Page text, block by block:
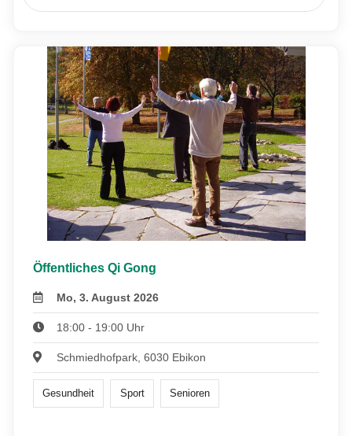
Öffentliches Qi Gong
Mo, 3. August 2026
18:00 - 19:00 Uhr
Schmiedhofpark, 6030 Ebikon
Gesundheit Sport Senioren